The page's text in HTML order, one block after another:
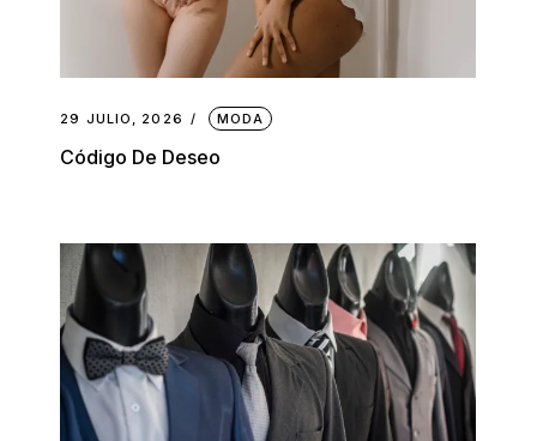
29 JULIO, 2026 MODA
Código De Deseo